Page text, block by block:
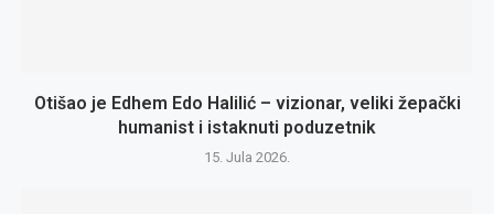
Otišao je Edhem Edo Halilić – vizionar, veliki žepački
humanist i istaknuti poduzetnik
15. Jula 2026.